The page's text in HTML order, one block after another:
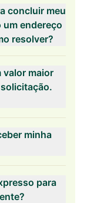
concluir meu
endereço
resolver?
valor maior
minha
para